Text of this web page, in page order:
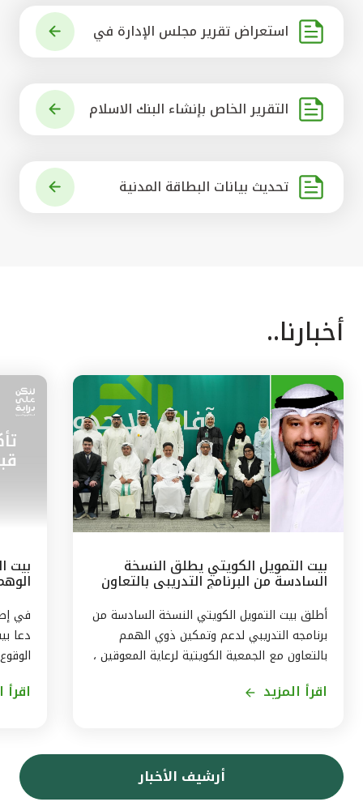
استعراض تقرير مجلس الإدارة في
التقرير الخاص بإنشاء البنك الاسلام
تحديث بيانات البطاقة المدنية
أخبارنا..
بيت التمويل الكويتي يطلق النسخة
السادسة من البرنامج التدريبي بالتعاون
مع الجمعيّة الكويتيّة لرعاية المعوقين
أطلق بيت التمويل الكويتي النسخة السادسة من
برنامجه التدريبي لدعم وتمكين ذوي الهمم
بالتعاون مع الجمعية الكويتية لرعاية المعوقين ،
الموارد البشريّة لمجموعة بيت التمويل الكويتي
بالتكليف ، أحمد حمد الحمّاد ، ان البرنامج
التدريبى الذى يشمل 11 متدربا ، يأتى في إطار
اقرأ المزيد
بيت
دعا
حجز
بأن
اقرأ
أرشيف الأخبار